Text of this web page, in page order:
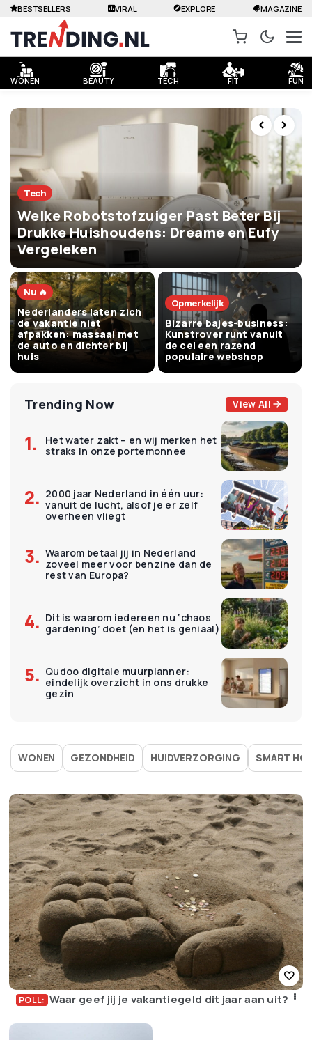
WONEN BEAUTY TECH FIT FUN
BESTSELLERS VIRAL EXPLORE MAGAZINE
Tech
Welke Robotstofzuiger Past Beter Bij
Drukke Huishoudens: Dreame en Eufy
Vergeleken
Nu 🔥
Nederlanders laten zich
de vakantie niet
afpakken: massaal met
de auto en dichter bij
huis
Opmerkelijk
Bizarre bajes-business:
Kunstrover runt vanuit
de cel een razend
populaire webshop
Trending Now View All
Het water zakt – en wij merken het
straks in onze portemonnee
2000 jaar Nederland in één uur:
vanuit de lucht, alsof je er zelf
overheen vliegt
Waarom betaal jij in Nederland
zoveel meer voor benzine dan de
rest van Europa?
Dit is waarom iedereen nu ‘chaos
gardening’ doet (en het is geniaal)
Qudoo digitale muurplanner:
eindelijk overzicht in ons drukke
gezin
WONEN GEZONDHEID HUIDVERZORGING SMART
POLL: Waar geef jij je vakantiegeld dit jaar aan uit?